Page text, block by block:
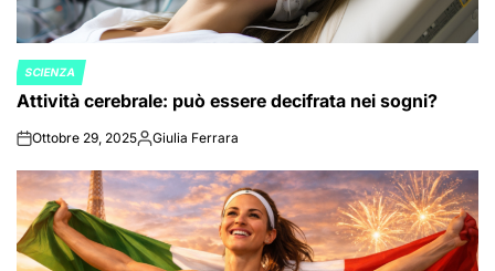
POSTED
IN
SCIENZA
Attività cerebrale: può essere decifrata nei sogni?
onOttobre 29, 2025Posted
Giulia Ferrara